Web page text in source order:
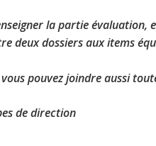
la partie
deux dossiers aux items
pouvez joindre aussi
de direction